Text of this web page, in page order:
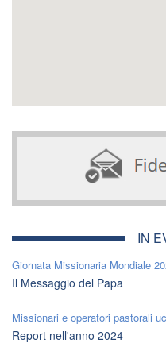
IN
Giornata Missionaria Mondiale
Il Messaggio del Papa
Missionari e operatori pastorali
Report nell'anno 2024